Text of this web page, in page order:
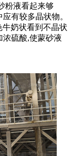
粉液看起来够
有较多晶状物。
牛奶状看到不晶状
硫酸,使蒙砂液